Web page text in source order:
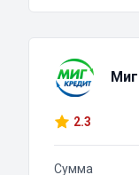
2.3
Сумма